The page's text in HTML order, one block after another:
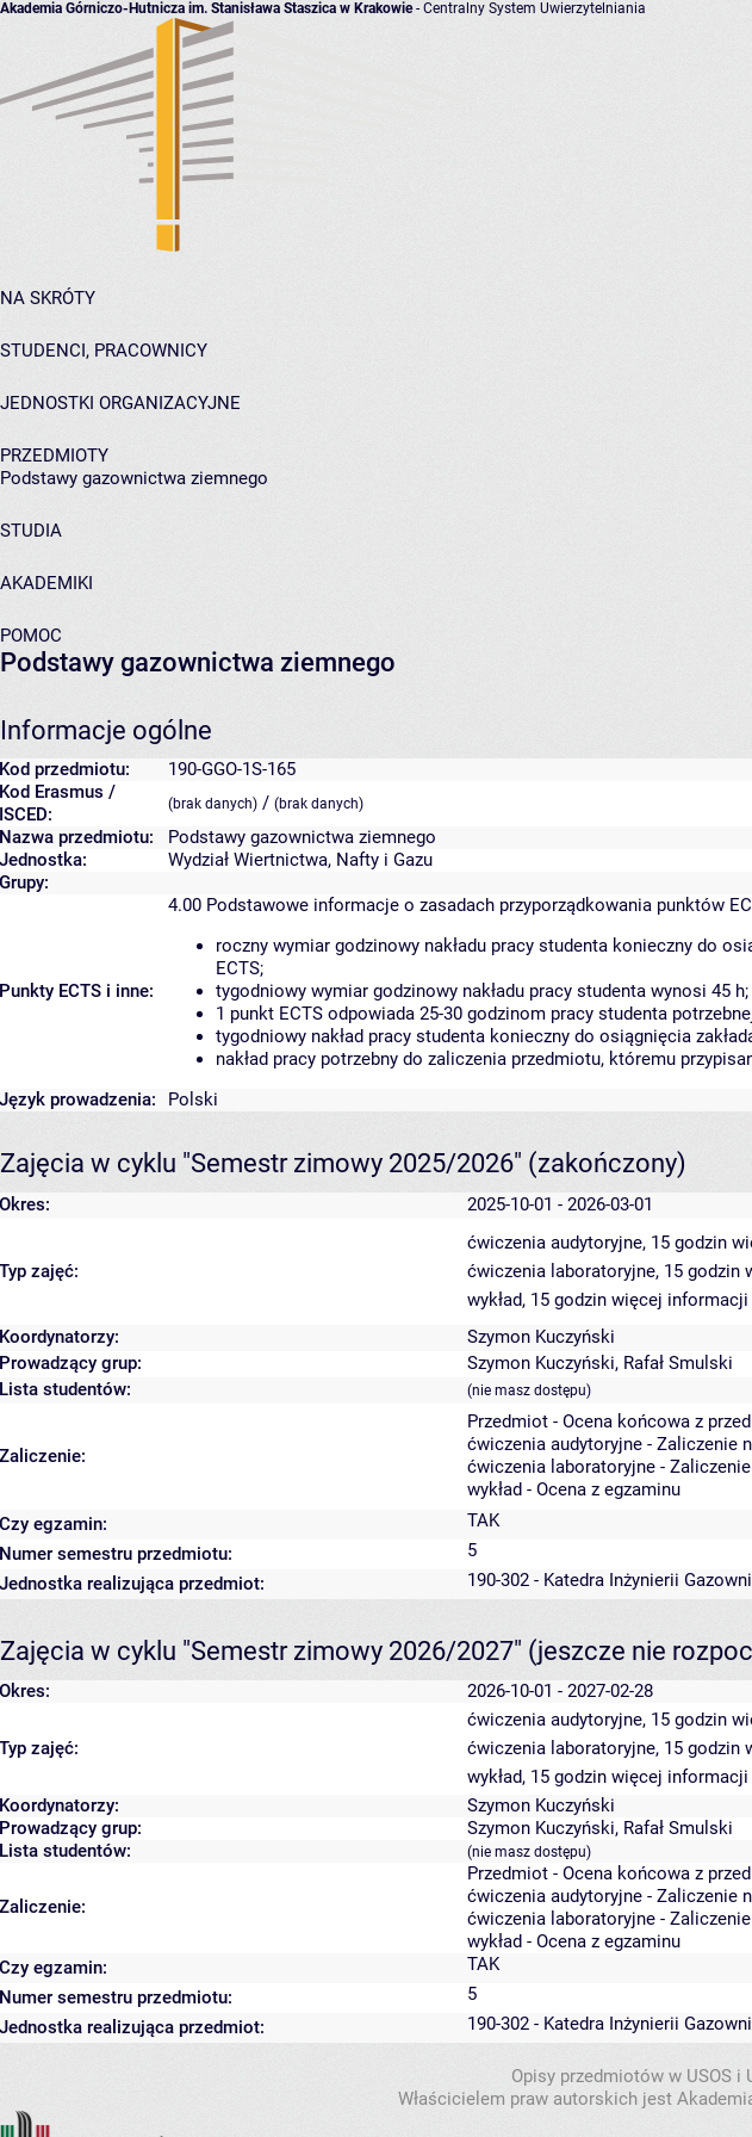
Akademia Górniczo-Hutnicza im. Stanisława Staszica w Krakowie- Centralny System Uwierzytelniania
NA SKRÓTY
STUDENCI, PRACOWNICY
JEDNOSTKI ORGANIZACYJNE
PRZEDMIOTY
Podstawy gazownictwa ziemnego
STUDIA
AKADEMIKI
POMOC
Podstawy gazownictwa ziemnego
Informacje ogólne
Kod przedmiotu:
190-GGO-1S-165
Kod Erasmus /
ISCED:
(brak danych) / (brak danych)
Nazwa przedmiotu:
Podstawy gazownictwa ziemnego
Jednostka:
Wydział Wiertnictwa, Nafty i Gazu
Grupy:
Punkty ECTS i inne:
4.00 Podstawowe informacje o zasadach przyporządkowania punktów
roczny wymiar godzinowy nakładu pracy studenta konieczny do
ECTS;
tygodniowy wymiar godzinowy nakładu pracy studenta wynosi 45 h;
1 punkt ECTS odpowiada 25-30 godzinom pracy studenta
tygodniowy nakład pracy studenta konieczny do osiągnięcia
nakład pracy potrzebny do zaliczenia przedmiotu, któremu
Język prowadzenia:
Polski
Zajęcia w cyklu "Semestr zimowy 2025/2026" (zakończony)
Okres: 2025-10-01 - 2026-03-01
Typ zajęć:
ćwiczenia audytoryjne, 15 godzin
ćwiczenia laboratoryjne, 15 godzin
wykład, 15 godzin więcej informacji
Koordynatorzy:
Szymon Kuczyński
Prowadzący grup:
Szymon Kuczyński, Rafał Smulski
Lista studentów:
(nie masz dostępu)
Zaliczenie:
Przedmiot - Ocena końcowa z
ćwiczenia audytoryjne - Zaliczenie
ćwiczenia laboratoryjne -
wykład - Ocena z egzaminu
Czy egzamin:
TAK
Numer semestru przedmiotu:
5
Jednostka realizująca przedmiot:
190-302 - Katedra Inżynierii
Zajęcia w cyklu "Semestr zimowy 2026/2027" (jeszcze nie
Okres: 2026-10-01 - 2027-02-28
Typ zajęć:
ćwiczenia audytoryjne, 15 godzin
ćwiczenia laboratoryjne, 15 godzin
wykład, 15 godzin więcej informacji
Koordynatorzy:
Szymon Kuczyński
Prowadzący grup:
Szymon Kuczyński, Rafał Smulski
Lista studentów:
(nie masz dostępu)
Zaliczenie:
Przedmiot - Ocena końcowa z
ćwiczenia audytoryjne - Zaliczenie
ćwiczenia laboratoryjne -
wykład - Ocena z egzaminu
Czy egzamin:
TAK
Numer semestru przedmiotu:
5
Jednostka realizująca przedmiot:
190-302 - Katedra Inżynierii
Opisy przedmiotów w USOS
Właścicielem praw autorskich jest